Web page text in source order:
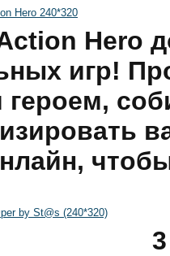
Hero 240*320
Hero
игр!
by St@s (240*320)